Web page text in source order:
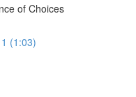
of Choices
(1:03)